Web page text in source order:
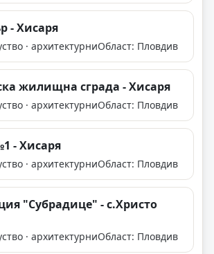
- Хисаря
· архитектурниОбласт: Пловдив
жилищна сграда - Хисаря
· архитектурниОбласт: Пловдив
- Хисаря
· архитектурниОбласт: Пловдив
"Субрадице" - с.Христо
· архитектурниОбласт: Пловдив